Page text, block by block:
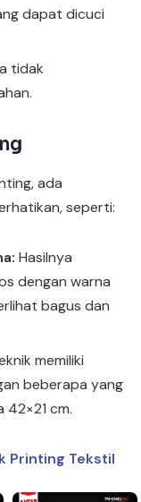
dapat dicuci
tidak
ada
seperti:
Hasilnya
dengan warna
bagus dan
memiliki
beberapa yang
cm.
Printing Tekstil